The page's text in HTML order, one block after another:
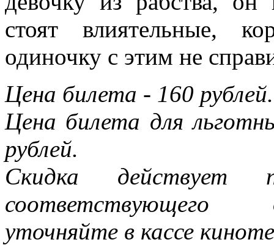
стоят влиятельные,
одиночку с этим не
Цена билета - 160 рублей.
Цена билета для
рублей.
Скидка действует
соответствующего
уточняйте в кассе